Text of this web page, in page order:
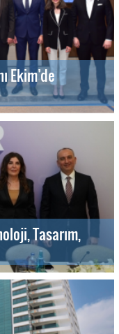
Ekim’de
Tasarım,